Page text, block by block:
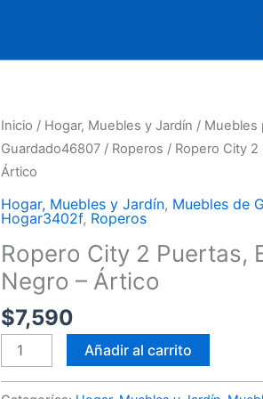
Inicio / Hogar, Muebles y Jardín / Muebles
Guardado46807 / Roperos / Ropero City
Ártico
Hogar, Muebles y Jardín, Muebles de
Hogar3402f, Roperos
Ropero City 2 Puertas,
Negro – Ártico
$7,590
Ropero
City
2
Puertas,
Excelente
Calidad,
Negro
-
Ártico
cantidad
Añadir al carrito